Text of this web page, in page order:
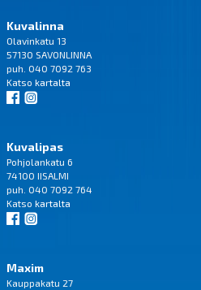
Kuvalinna
Olavinkatu 13
57130 SAVONLINNA
puh. 040 7092 763
Katso kartalta
Kuvalipas
Pohjolankatu 6
74100 IISALMI
puh. 040 7092 764
Katso kartalta
Maxim
Kauppakatu 27